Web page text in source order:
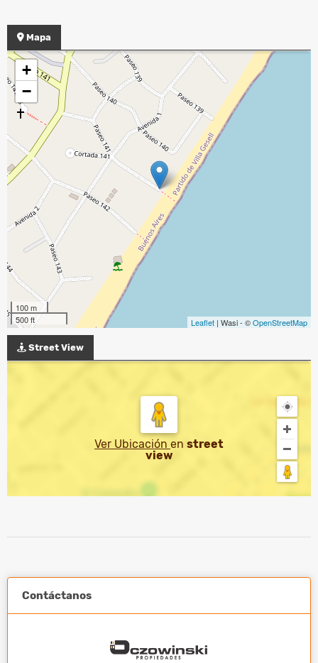
Mapa
+
−
100 m
500 ft
Leaflet | Wasi - ©OpenStreetMap
Street View
Ver Ubicación en street
view
Contáctanos